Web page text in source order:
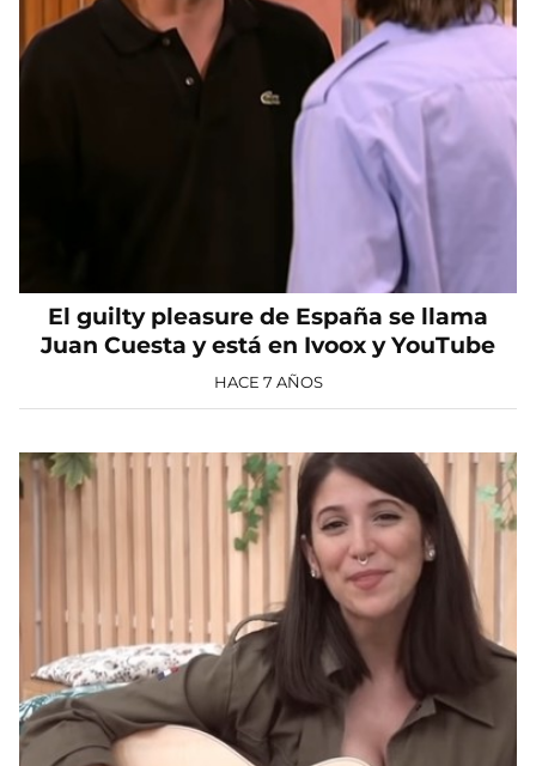
El guilty pleasure de España se llama
Juan Cuesta y está en Ivoox y YouTube
HACE 7 AÑOS